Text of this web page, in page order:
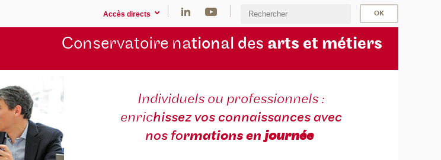
Accès directs
Conservatoire national des arts et métiers
Individuels ou professionnels :
enrichissez vos connaissances avec
nos formations enjournée